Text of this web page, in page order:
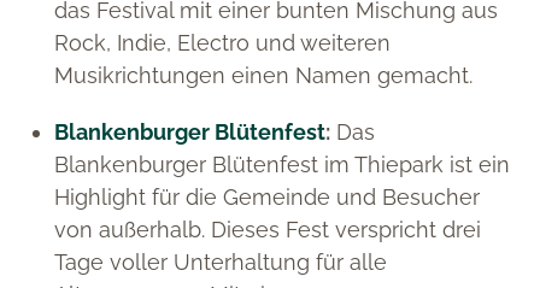
das Festival mit einer bunten Mischung aus
Rock, Indie, Electro und weiteren
Musikrichtungen einen Namen gemacht.
Blankenburger Blütenfest: Das
Blankenburger Blütenfest im Thiepark ist ein
Highlight für die Gemeinde und Besucher
von außerhalb. Dieses Fest verspricht drei
Tage voller Unterhaltung für alle